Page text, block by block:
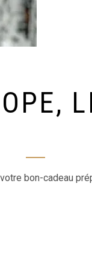
bon-cadeau